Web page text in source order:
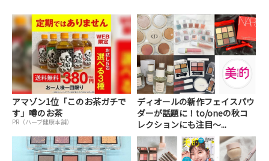
アマゾン1位「このお茶ガチで
す」噂のお茶
PR（ハーブ健康本舗）
ディオールの新作フェイスパウ
ダーが話題に！to/oneの秋コ
レクションにも注目～...